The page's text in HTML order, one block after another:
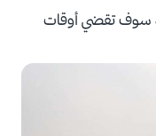
سوف تقضي أوقات